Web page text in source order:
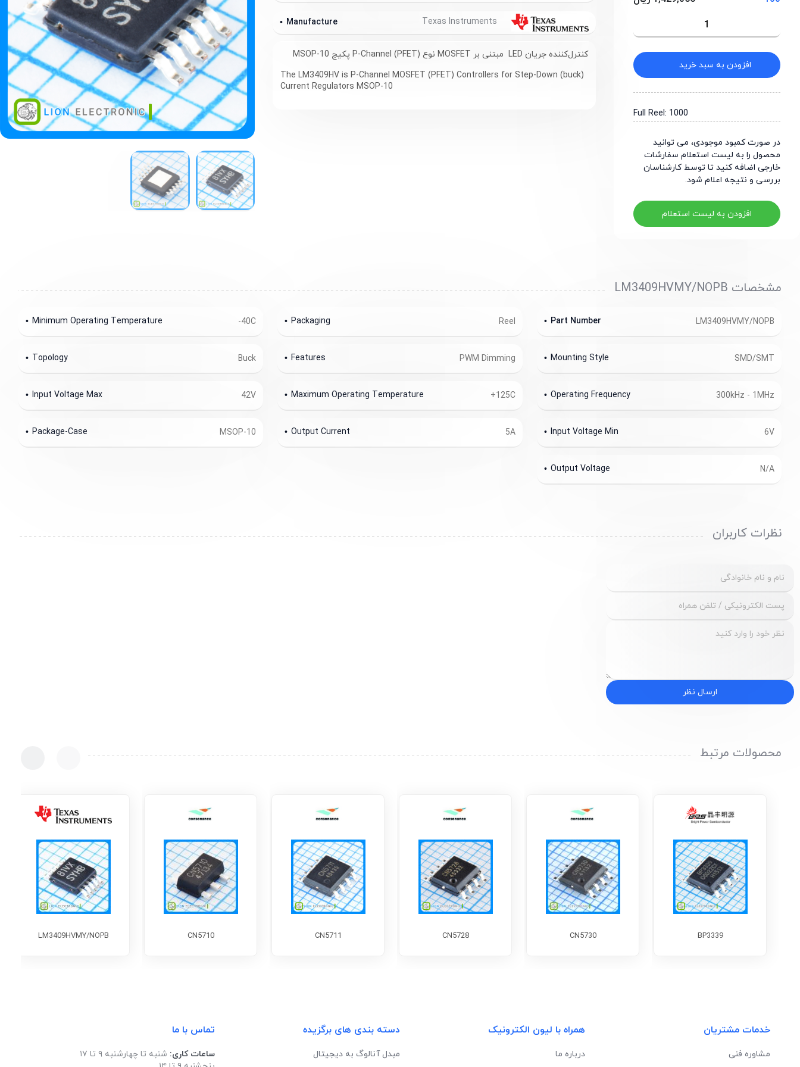
افزودن به سبد خرید
Full Reel: 1000
در صورت کمبود موجودی، می توانید
محصول را به لیست استعلام سفارشات
خارجی اضافه کنید تا توسط کارشناسان
بررسی و نتیجه اعلام شود.
افزودن به لیست استعلام
Manufacture
کنترل‌کننده جریان LED مبتنی بر MOSFET نوع P-Channel (PFET) پکیج MSOP-10
The LM3409HV is P-Channel MOSFET (PFET) Controllers for Step-Down (buck)
Current Regulators MSOP-10
مشخصات LM3409HVMY/NOPB
LM3409HVMY/NOPB
Part Number
Reel
Packaging
-40C
Minimum Operating Temperature
SMD/SMT
Mounting Style
PWM Dimming
Features
Buck
Topology
300kHz - 1MHz
Operating Frequency
+125C
Maximum Operating Temperature
42V
Input Voltage Max
6V
Input Voltage Min
5A
Output Current
MSOP-10
Package-Case
N/A
Output Voltage
نظرات کاربران
ارسال نظر
محصولات مرتبط
BP3339
CN5730
CN5728
CN5711
CN5710
LM3409HVMY/NOPB
خدمات مشتریان
مشاوره فنی
همراه با لیون الکترونیک
درباره ما
دسته بندی های برگزیده
مبدل آنالوگ به دیجیتال
تماس با ما
ساعات کاری: شنبه تا چهارشنبه ۹ تا ۱۷